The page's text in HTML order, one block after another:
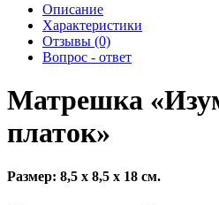
Описание
Характеристики
Отзывы (0)
Вопрос - ответ
Матрешка
платок»
Размер: 8,5 х 8,5 х 18 см.